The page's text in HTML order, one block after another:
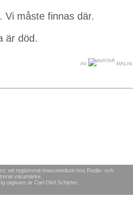
Vi måste finnas där.
är död.
AV MALIN
ett registrerat massmedium hos Radio- och
varumärke.
utgivare är Carl Olof Schlyter.